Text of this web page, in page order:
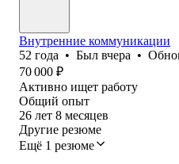
Внутренние коммуникации
52 года • Был вчера •
70 000 ₽
Активно ищет работу
Общий опыт
26 лет 8 месяцев
Другие резюме
Ещё 1 резюме